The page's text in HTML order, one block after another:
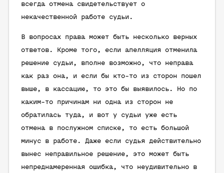
всегда отмена свидетельствует о
некачественной работе судьи.
В вопросах права может быть несколько верных
ответов. Кроме того, если апелляция отменила
решение судьи, вполне возможно, что неправа
как раз она, и если бы кто-то из сторон пошел
выше, в кассацию, то это бы выявилось. Но по
каким-то причинам ни одна из сторон не
обратилась туда, и вот у судьи уже есть
отмена в послужном списке, то есть большой
минус в работе. Даже если судья действительно
вынес неправильное решение, это может быть
непреднамеренная ошибка, что неудивительно в